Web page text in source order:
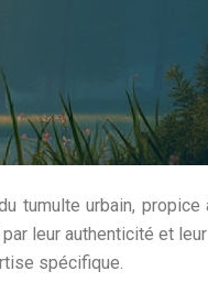
tumulte urbain,
leur authenticité et
spécifique.